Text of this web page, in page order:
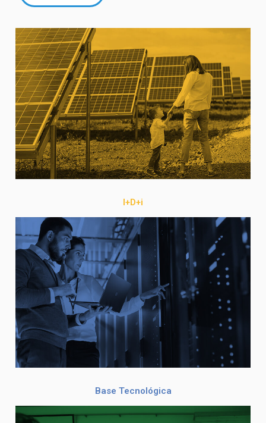
I+D+i
Base Tecnológica